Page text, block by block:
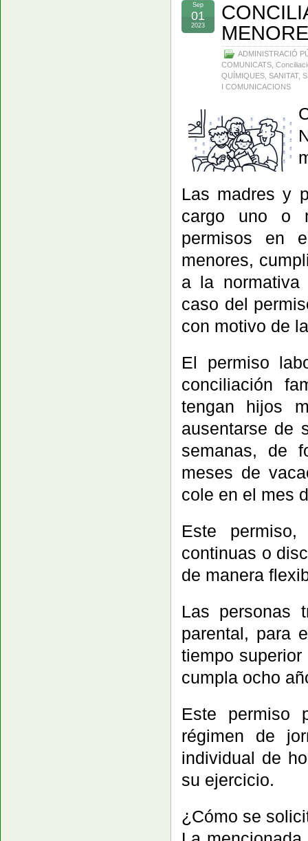
ADMINISTRACIÓ
COMUNICATS,
QUÍMIQUES, SANITAT,
I COMUNICACIONS
Sep
01
2023
Las madres y
cargo uno o
permisos en
menores,
a la normativa
caso del
con motivo de
El permiso
conciliación
tengan hijos
ausentarse de
semanas, de
meses de
cole en el mes
Este
continuas o
de manera
Las personas
parental, para
tiempo
cumpla ocho
Este permiso
régimen de
individual de
su ejercicio.
¿Cómo se